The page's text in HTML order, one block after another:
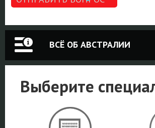
ВСЁ ОБ АВСТРАЛИИ
Выберите